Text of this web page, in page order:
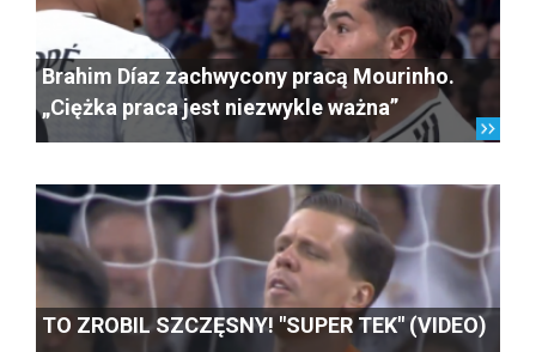
Brahim Díaz zachwycony pracą Mourinho.
„Ciężka praca jest niezwykle ważna”
TO ZROBIL SZCZĘSNY! "SUPER TEK" (VIDEO)